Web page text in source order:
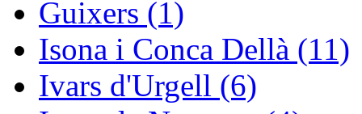
Guixers (1)
Isona i Conca Dellà (11)
Ivars d'Urgell (6)